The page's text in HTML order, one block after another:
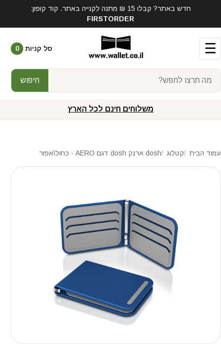
חדש באתר? קבלו 15 ₪ מתנה לקנייה באתר. קוד קופון:
FIRSTORDER
☰
חיפוש
סל קניות 0
משלוחים חינם לכל הארץ
עמוד הבית קטלוג dosh ארנק dosh דגם AERO - כחול\אפור